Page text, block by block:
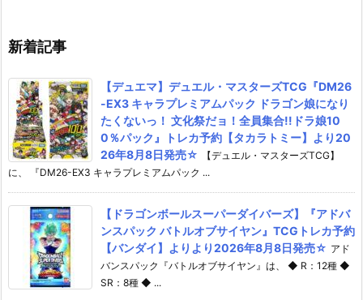
新着記事
【デュエマ】デュエル・マスターズTCG『DM26
-EX3 キャラプレミアムパック ドラゴン娘になり
たくないっ！ 文化祭だョ！全員集合!!ドラ娘10
0％パック』トレカ予約【タカラトミー】より20
26年8月8日発売☆
【デュエル・マスターズTCG】
に、 『DM26-EX3 キャラプレミアムパック ...
【ドラゴンボールスーパーダイバーズ】『アドバ
ンスパック バトルオブサイヤン』TCGトレカ予約
【バンダイ】よりより2026年8月8日発売☆ アド
バンスパック『バトルオブサイヤン』は、 ◆ R：12種 ◆
SR：8種 ◆ ...